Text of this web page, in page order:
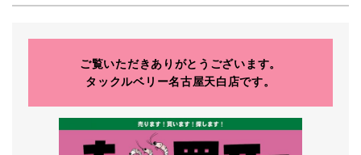
ご覧いただきありがとうございます。
タックルベリー名古屋天白店です。